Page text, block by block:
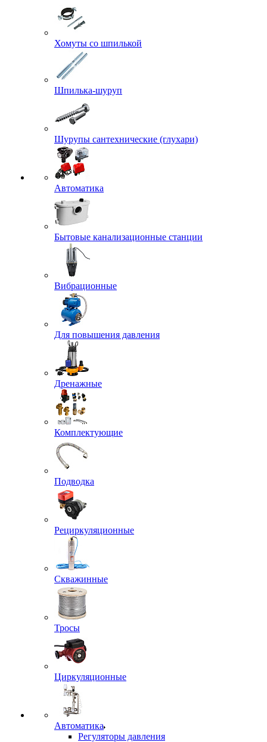
Хомуты со шпилькой
Шпилька-шуруп
Шурупы сантехнические (глухари)
Автоматика
Бытовые канализационные станции
Вибрационные
Для повышения давления
Дренажные
Комплектующие
Подводка
Рециркуляционные
Скважинные
Тросы
Циркуляционные
Автоматика
Регуляторы давления